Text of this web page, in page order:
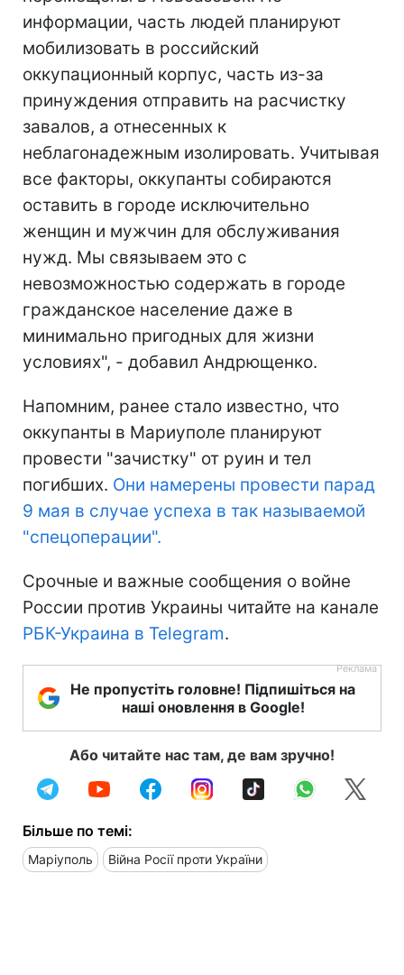
информации, часть людей планируют
мобилизовать в российский
оккупационный корпус, часть из-за
принуждения отправить на расчистку
завалов, а отнесенных к
неблагонадежным изолировать. Учитывая
все факторы, оккупанты собираются
оставить в городе исключительно
женщин и мужчин для обслуживания
нужд. Мы связываем это с
невозможностью содержать в городе
гражданское население даже в
минимально пригодных для жизни
условиях", - добавил Андрющенко.
Напомним, ранее стало известно, что
оккупанты в Мариуполе планируют
провести "зачистку" от руин и тел
погибших. Они намерены провести парад
9 мая в случае успеха в так называемой
"спецоперации".
Срочные и важные сообщения о войне
России против Украины читайте на канале
РБК-Украина в Telegram.
Не пропустіть головне! Підпишіться на
наші оновлення в Google!
Або читайте нас там, де вам зручно!
Більше по темі:
Маріуполь Війна Росії проти України